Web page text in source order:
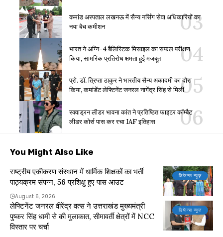
कमांड अस्पताल लखनऊ में सैन्य नर्सिंग सेवा अधिकारियों का
नया बैच कमीशन
भारत ने अग्नि-4 बैलिस्टिक मिसाइल का सफल परीक्षण
किया, सामरिक प्रतिरोध क्षमता हुई मजबूत
प्रो. डॉ. त्रिप्ता ठाकुर ने भारतीय सैन्य अकादमी का दौरा
किया, कमांडेंट लेफ्टिनेंट जनरल नागेंद्र सिंह से मिलीं
स्क्वाड्रन लीडर भावना कांत ने प्रतिष्ठित फाइटर कॉम्बैट
लीडर कोर्स पास कर रचा IAF इतिहास
You Might Also Like
डिफेन्स न्यूज़
राष्ट्रीय एकीकरण संस्थान में धार्मिक शिक्षकों का भर्ती
पाठ्यक्रम संपन्न, 56 प्रशिक्षु हुए पास आउट
August 6, 2026
डिफेन्स न्यूज़
लेफ्टिनेंट जनरल वीरेंद्र वत्स ने उत्तराखंड मुख्यमंत्री
पुष्कर सिंह धामी से की मुलाकात, सीमावर्ती क्षेत्रों में NCC
विस्तार पर चर्चा